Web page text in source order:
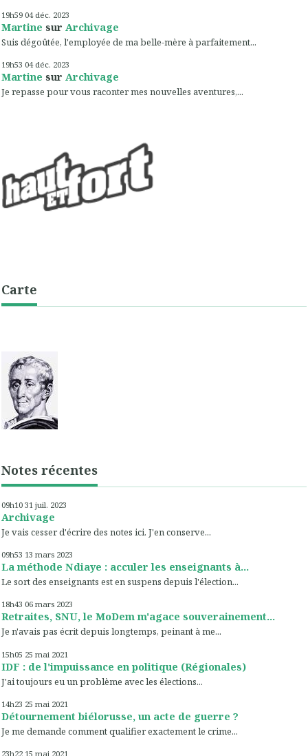
19h59 04 déc. 2023
Martine sur Archivage
Suis dégoûtée, l'employée de ma belle-mère à parfaitement...
19h53 04 déc. 2023
Martine sur Archivage
Je repasse pour vous raconter mes nouvelles aventures,...
Carte
Notes récentes
09h10 31 juil. 2023
Archivage
Je vais cesser d'écrire des notes ici. J'en conserve...
09h53 13 mars 2023
La méthode Ndiaye : acculer les enseignants à...
Le sort des enseignants est en suspens depuis l'élection...
18h43 06 mars 2023
Retraites, SNU, le MoDem m'agace souverainement...
Je n'avais pas écrit depuis longtemps, peinant à me...
15h05 25 mai 2021
IDF : de l'impuissance en politique (Régionales)
J'ai toujours eu un problème avec les élections...
14h23 25 mai 2021
Détournement biélorusse, un acte de guerre ?
Je me demande comment qualifier exactement le crime...
23h22 15 mai 2021